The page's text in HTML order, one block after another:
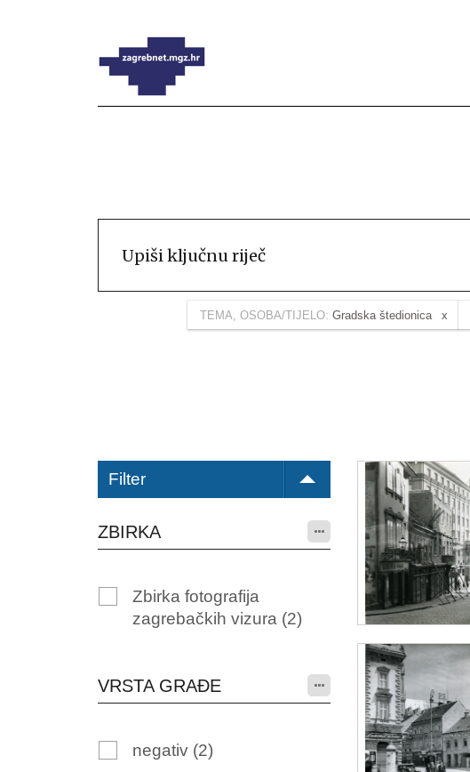
TEMA, OSOBA/TIJELO: Gradska štedionica
Filter
ZBIRKA
Zbirka fotografija
zagrebačkih vizura (2)
VRSTA GRAĐE
negativ (2)